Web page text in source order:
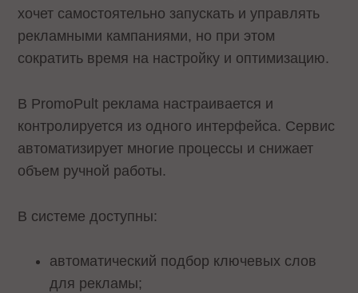
хочет самостоятельно запускать и управлять
рекламными кампаниями, но при этом
сократить время на настройку и оптимизацию.
В PromoPult реклама настраивается и
контролируется из одного интерфейса. Сервис
автоматизирует многие процессы и снижает
объем ручной работы.
В системе доступны:
автоматический подбор ключевых слов
для рекламы;